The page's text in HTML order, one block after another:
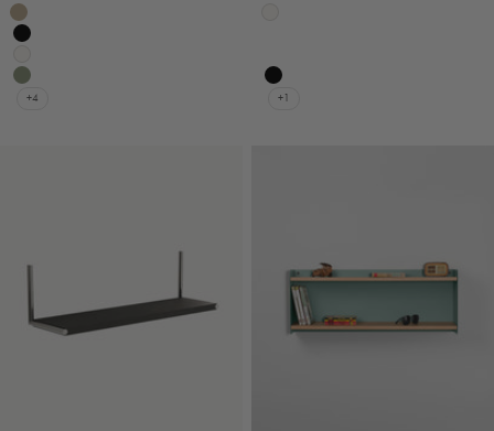
Colore
Tortora
Nero
Bianco
Verde salvia
+4
Bianco e argento
Nero
+1